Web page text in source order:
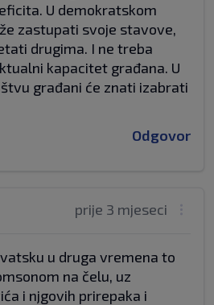
U demokratskom
zastupati svoje stavove,
drugima. I ne treba
kapacitet građana. U
građani će znati izabrati
Odgovor
prije 3 mjeseci
u druga vremena to
na čelu, uz
i njgovih prirepaka i